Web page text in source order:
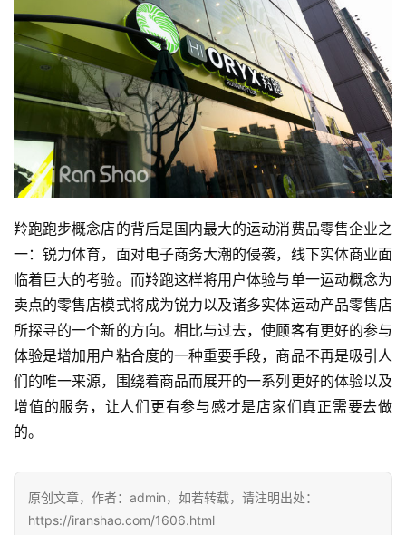
羚跑跑步概念店的背后是国内最大的运动消费品零售企业之
一：锐力体育，面对电子商务大潮的侵袭，线下实体商业面
临着巨大的考验。而羚跑这样将用户体验与单一运动概念为
卖点的零售店模式将成为锐力以及诸多实体运动产品零售店
所探寻的一个新的方向。相比与过去，使顾客有更好的参与
体验是增加用户粘合度的一种重要手段，商品不再是吸引人
们的唯一来源，围绕着商品而展开的一系列更好的体验以及
增值的服务，让人们更有参与感才是店家们真正需要去做
的。
原创文章，作者：admin，如若转载，请注明出处：
https://iranshao.com/1606.html